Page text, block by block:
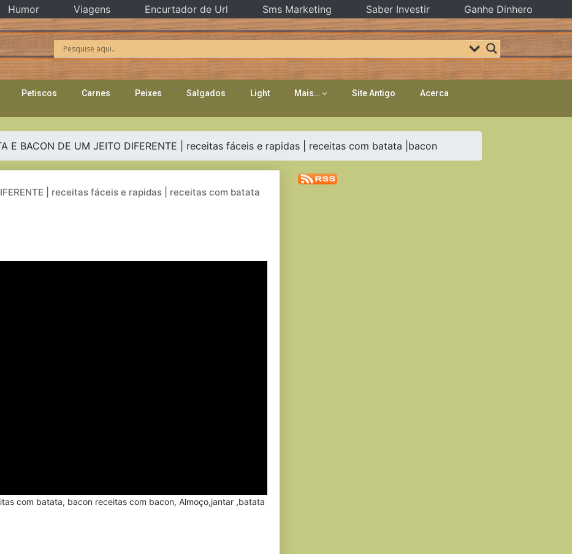
Petiscos Carnes Peixes Salgados Light Mais… Site Antigo Acerca
E BACON DE UM JEITO DIFERENTE | receitas fáceis e rapidas | receitas com batata |bacon
| receitas fáceis e rapidas | receitas com batata
com batata, bacon receitas com bacon, Almoço,jantar ,batata
Humor Viagens Encurtador de Url Sms Marketing Saber Investir Ganhe Dinhero